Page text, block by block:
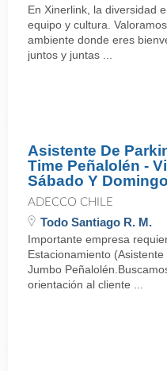
En Xinerlink, la diversidad
equipo y cultura.
ambiente donde eres
juntos y juntas ...
Asistente De
Time Peñalolén -
Sábado Y Domingo
ADECCO CHILE
Todo Santiago R. M.
Importante empresa
Estacionamiento
Jumbo
orientación al cliente ...